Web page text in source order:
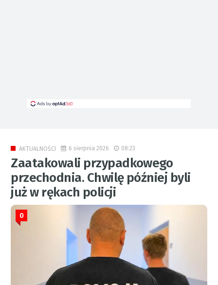
AKTUALNOŚCI 6 sierpnia 2026 08:23
Zaatakowali przypadkowego
przechodnia. Chwilę później byli
już w rękach policji
0